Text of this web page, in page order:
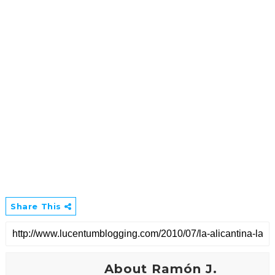
Share This
About Ramón J.